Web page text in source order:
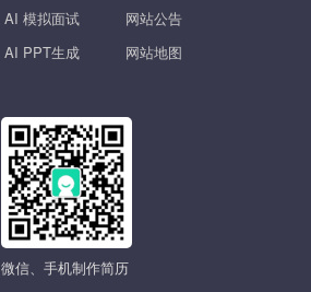
AI 模拟面试
AI PPT生成
网站公告
网站地图
微信、手机制作简历